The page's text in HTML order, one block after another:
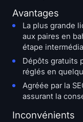
Avantages
La plus grande
aux paires en
étape
Dépôts gratuits
réglés en
Agréée par la
assurant la
Inconvénients